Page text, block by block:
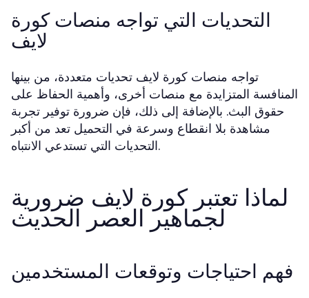
التحديات التي تواجه منصات كورة
لايف
تواجه منصات كورة لايف تحديات متعددة، من بينها
المنافسة المتزايدة مع منصات أخرى، وأهمية الحفاظ على
حقوق البث. بالإضافة إلى ذلك، فإن ضرورة توفير تجربة
مشاهدة بلا انقطاع وسرعة في التحميل تعد من أكبر
التحديات التي تستدعي الانتباه.
لماذا تعتبر كورة لايف ضرورية
لجماهير العصر الحديث
فهم احتياجات وتوقعات المستخدمين